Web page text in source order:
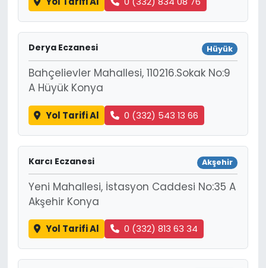
Derya Eczanesi Hüyük
Bahçelievler Mahallesi, 110216.Sokak No:9
A Hüyük Konya
Yol Tarifi Al 0 (332) 543 13 66
Karcı Eczanesi Akşehir
Yeni Mahallesi, İstasyon Caddesi No:35 A
Akşehir Konya
Yol Tarifi Al 0 (332) 813 63 34